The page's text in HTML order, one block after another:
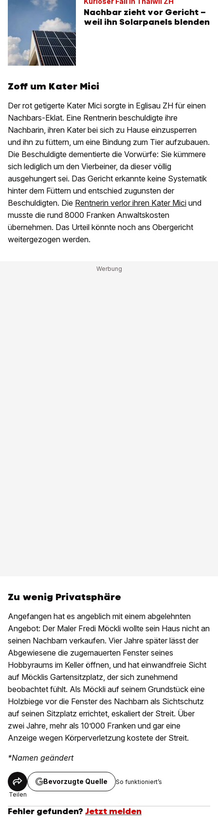
Nachbar zieht vor Gericht –
weil ihn Solarpanels blenden
Zoff um Kater Mici
Der rot getigerte Kater Mici sorgte in Eglisau ZH für einen
Nachbars-Eklat. Eine Rentnerin beschuldigte ihre
Nachbarin, ihren Kater bei sich zu Hause einzusperren
und ihn zu füttern, um eine Bindung zum Tier aufzubauen.
Die Beschuldigte dementierte die Vorwürfe: Sie kümmere
sich lediglich um den Vierbeiner, da dieser völlig
ausgehungert sei. Das Gericht erkannte keine Systematik
hinter dem Füttern und entschied zugunsten der
Beschuldigten. Die Rentnerin verlor ihren Kater Mici und
musste die rund 8000 Franken Anwaltskosten
übernehmen. Das Urteil könnte noch ans Obergericht
weitergezogen werden.
Zu wenig Privatsphäre
Angefangen hat es angeblich mit einem abgelehnten
Angebot: Der Maler Fredi Möckli wollte sein Haus nicht an
seinen Nachbarn verkaufen. Vier Jahre später lässt der
Abgewiesene die zugemauerten Fenster seines
Hobbyraums im Keller öffnen, und hat einwandfreie Sicht
auf Möcklis Gartensitzplatz, der sich zunehmend
beobachtet fühlt. Als Möckli auf seinem Grundstück eine
Holzbiege vor die Fenster des Nachbarn als Sichtschutz
auf seinen Sitzplatz errichtet, eskaliert der Streit. Über
zwei Jahre, mehr als 10’000 Franken und gar eine
Anzeige wegen Körperverletzung kostete der Streit.
*Namen geändert
Teilen
Bevorzugte Quelle So funktioniert’s
Fehler gefunden? Jetzt melden